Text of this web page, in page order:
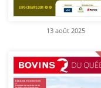
13 août 2025